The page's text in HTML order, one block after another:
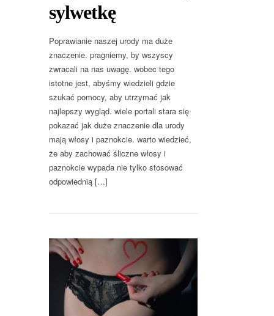
sylwetkę
Poprawianie naszej urody ma duże
znaczenie. pragniemy, by wszyscy
zwracali na nas uwagę. wobec tego
istotne jest, abyśmy wiedzieli gdzie
szukać pomocy, aby utrzymać jak
najlepszy wygląd. wiele portali stara się
pokazać jak duże znaczenie dla urody
mają włosy i paznokcie. warto wiedzieć,
że aby zachować śliczne włosy i
paznokcie wypada nie tylko stosować
odpowiednią […]